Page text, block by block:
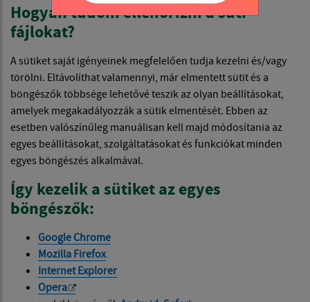
Hogyan tudom ellenőrizni a süti
fájlokat?
A sütiket saját igényeinek megfelelően tudja kezelni és/vagy
törölni. Eltávolíthat valamennyi, már elmentett sütit és a
böngészők többsége lehetővé teszik az olyan beállításokat,
amelyek megakadályozzák a sütik elmentését. Ebben az
esetben valószínűleg manuálisan kell majd módosítania az
egyes beállításokat, szolgáltatásokat és funkciókat minden
egyes böngészés alkalmával.
Így kezelik a sütiket az egyes
böngészők:
Google Chrome
Mozilla Firefox
Internet Explorer
Opera